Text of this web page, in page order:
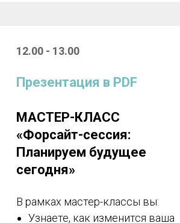
12.00 - 13.00
Презентация в PDF
МАСТЕР-КЛАСС
«Форсайт-сессия:
Планируем будущее
сегодня»
В рамках мастер-классы вы:
Узнаете, как изменится ваша